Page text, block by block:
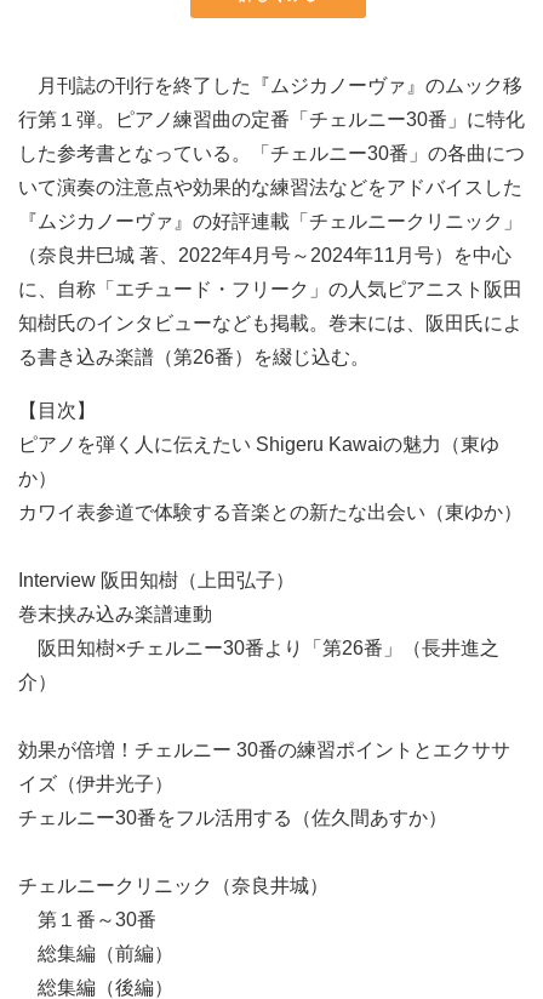
月刊誌の刊行を終了した『ムジカノーヴァ』のムック移
行第１弾。ピアノ練習曲の定番「チェルニー30番」に特化
した参考書となっている。「チェルニー30番」の各曲につ
いて演奏の注意点や効果的な練習法などをアドバイスした
『ムジカノーヴァ』の好評連載「チェルニークリニック」
（奈良井巳城 著、2022年4月号～2024年11月号）を中心
に、自称「エチュード・フリーク」の人気ピアニスト阪田
知樹氏のインタビューなども掲載。巻末には、阪田氏によ
る書き込み楽譜（第26番）を綴じ込む。
【目次】
ピアノを弾く人に伝えたい Shigeru Kawaiの魅力（東ゆ
か）
カワイ表参道で体験する音楽との新たな出会い（東ゆか）
Interview 阪田知樹（上田弘子）
巻末挟み込み楽譜連動
阪田知樹×チェルニー30番より「第26番」（長井進之
介）
効果が倍増！チェルニー 30番の練習ポイントとエクササ
イズ（伊井光子）
チェルニー30番をフル活用する（佐久間あすか）
チェルニークリニック（奈良井城）
第１番～30番
総集編（前編）
総集編（後編）